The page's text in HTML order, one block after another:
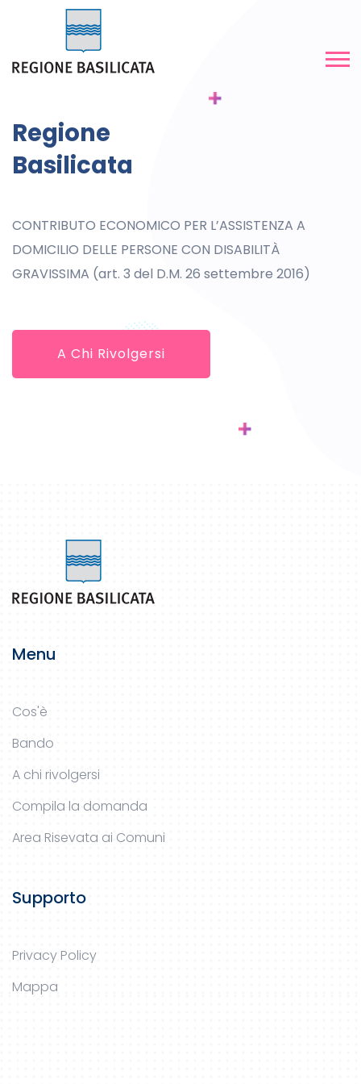
Regione
Basilicata
CONTRIBUTO ECONOMICO PER L’ASSISTENZA A
DOMICILIO DELLE PERSONE CON DISABILITÀ
GRAVISSIMA (art. 3 del D.M. 26 settembre 2016)
A Chi Rivolgersi
Menu
Cos'è
Bando
A chi rivolgersi
Compila la domanda
Area Risevata ai Comuni
Supporto
Privacy Policy
Mappa